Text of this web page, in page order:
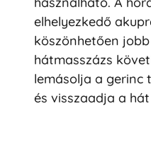
elhelyezkedő
köszönhetően
hátmasszázs
lemásolja a gerinc
és visszaadja a